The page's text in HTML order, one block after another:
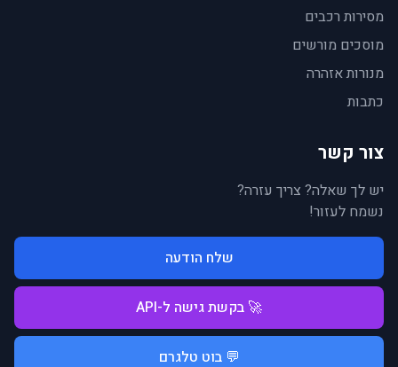
מסירות רכבים
מוסכים מורשים
מנורות אזהרה
כתבות
צור קשר
יש לך שאלה? צריך עזרה?
נשמח לעזור!
שלח הודעה
🚀 בקשת גישה ל-API
💬 בוט טלגרם